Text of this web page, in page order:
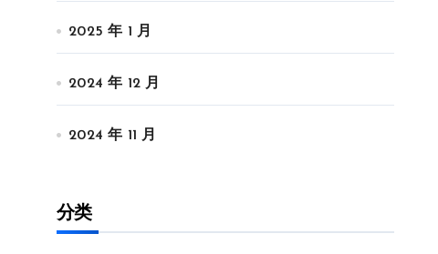
2025 年 1 月
2024 年 12 月
2024 年 11 月
分类